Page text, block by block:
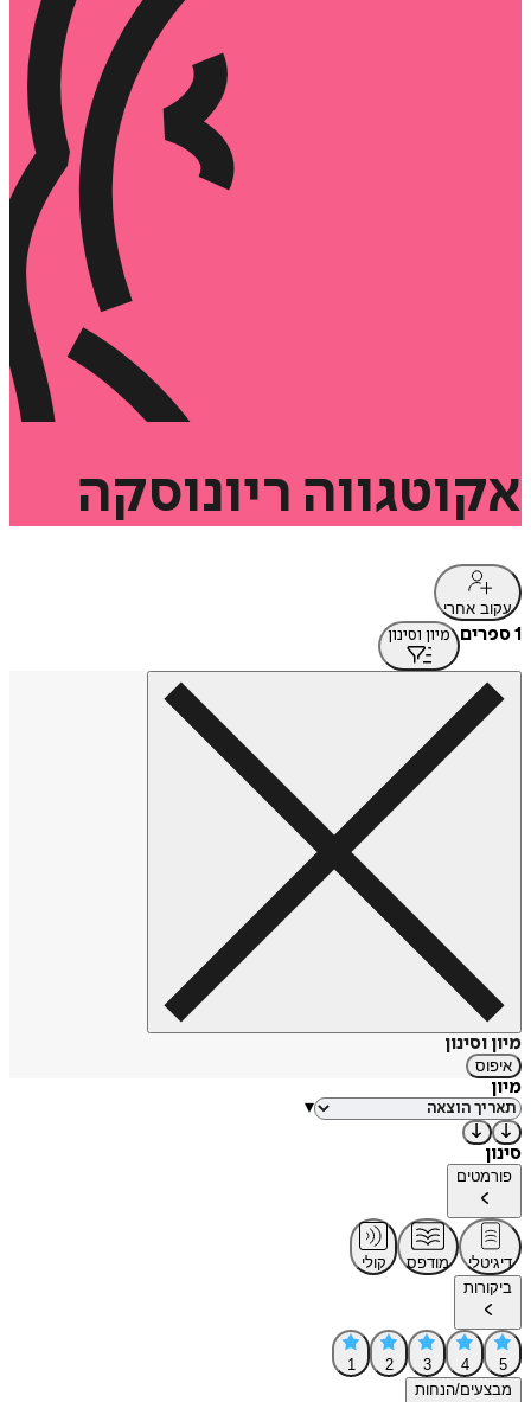
אקוטגווה ריונוסקה
עקוב אחרי
1 ספרים מיון וסינון
מיון וסינון
איפוס
מיון
▾
סינון
פורמטים
דיגיטלי מודפס
קולי
ביקורות
5
4
3
2
1
מבצעים/הנחות